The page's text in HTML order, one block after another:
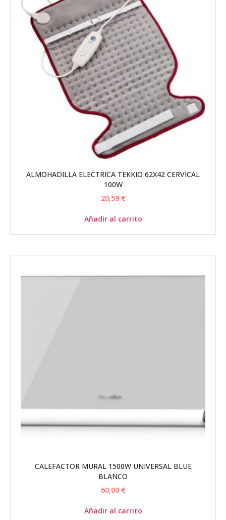
ALMOHADILLA ELECTRICA TEKKIO 62X42 CERVICAL
100W
20,59 €
Añadir al carrito
CALEFACTOR MURAL 1500W UNIVERSAL BLUE
BLANCO
60,00 €
Añadir al carrito